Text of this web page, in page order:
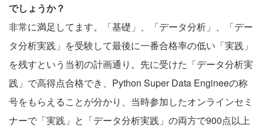
でしょうか？
非常に満足してます。「基礎」、「データ分析」、「デー
タ分析実践」を受験して最後に一番合格率の低い「実践」
を残すという当初の計画通り。先に受けた「データ分析実
践」で高得点合格でき、Python Super Data Engineeの称
号をもらえることが分かり、当時参加したオンラインセミ
ナーで「実践」と「データ分析実践」の両方で900点以上